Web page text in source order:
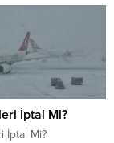
İptal Mi?
İptal Mi?